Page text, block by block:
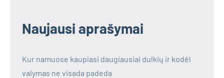
Naujausi aprašymai
Kur namuose kaupiasi daugiausiai dulkių ir kodėl
valymas ne visada padeda